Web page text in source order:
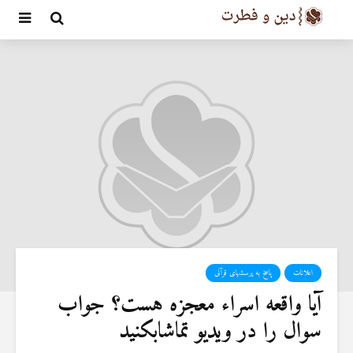
اعلانات پاسخ به پرسشهای قرآنی
آیا واقعه اسراء معجزه هست؟ جواب
سوال را در ویدیو تماشابکنید